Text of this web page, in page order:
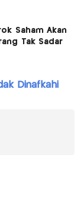
Saham Akan
Tak Sadar
Dinafkahi